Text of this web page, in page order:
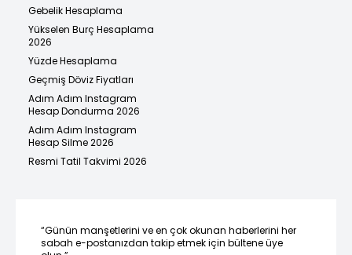
Gebelik Hesaplama
Yükselen Burç Hesaplama
2026
Yüzde Hesaplama
Geçmiş Döviz Fiyatları
Adım Adım Instagram
Hesap Dondurma 2026
Adım Adım Instagram
Hesap Silme 2026
Resmi Tatil Takvimi 2026
“Günün manşetlerini ve en çok okunan haberlerini her
sabah e-postanızdan takip etmek için bültene üye